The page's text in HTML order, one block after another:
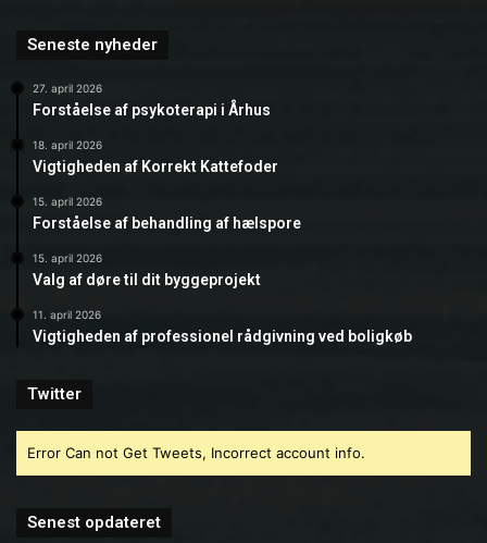
Seneste nyheder
27. april 2026
Forståelse af psykoterapi i Århus
18. april 2026
Vigtigheden af Korrekt Kattefoder
15. april 2026
Forståelse af behandling af hælspore
15. april 2026
Valg af døre til dit byggeprojekt
11. april 2026
Vigtigheden af professionel rådgivning ved boligkøb
Twitter
Error Can not Get Tweets, Incorrect account info.
Senest opdateret